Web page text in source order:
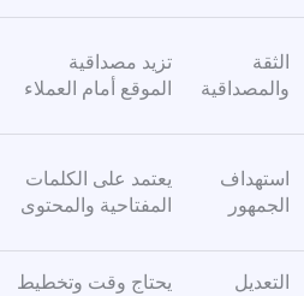
الثقة
والمصداقية
تزيد مصداقية
الموقع أمام العملاء
استهداف
الجمهور
يعتمد على الكلمات
المفتاحية والمحتوى
التعديل
يحتاج وقت وتخطيط